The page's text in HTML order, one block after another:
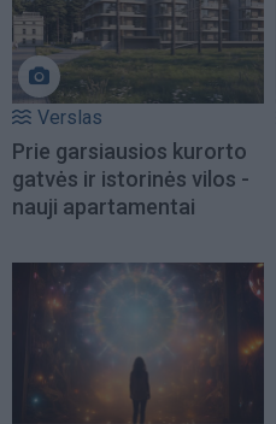
Verslas
Prie garsiausios kurorto
gatvės ir istorinės vilos -
nauji apartamentai